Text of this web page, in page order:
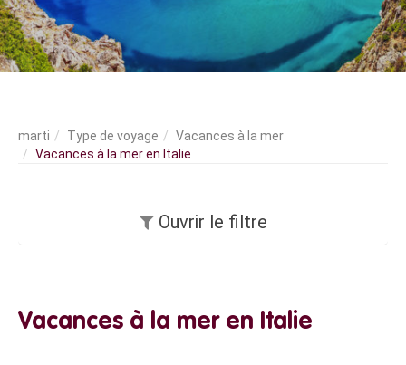
Type de voyage
Vacances à la mer
Vacances à la mer en Italie
Ouvrir le filtre
Vacances à la mer en Italie